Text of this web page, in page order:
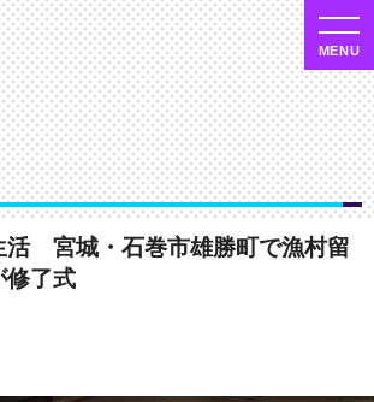
活 宮城・石巻市雄勝町で漁村留
修了式